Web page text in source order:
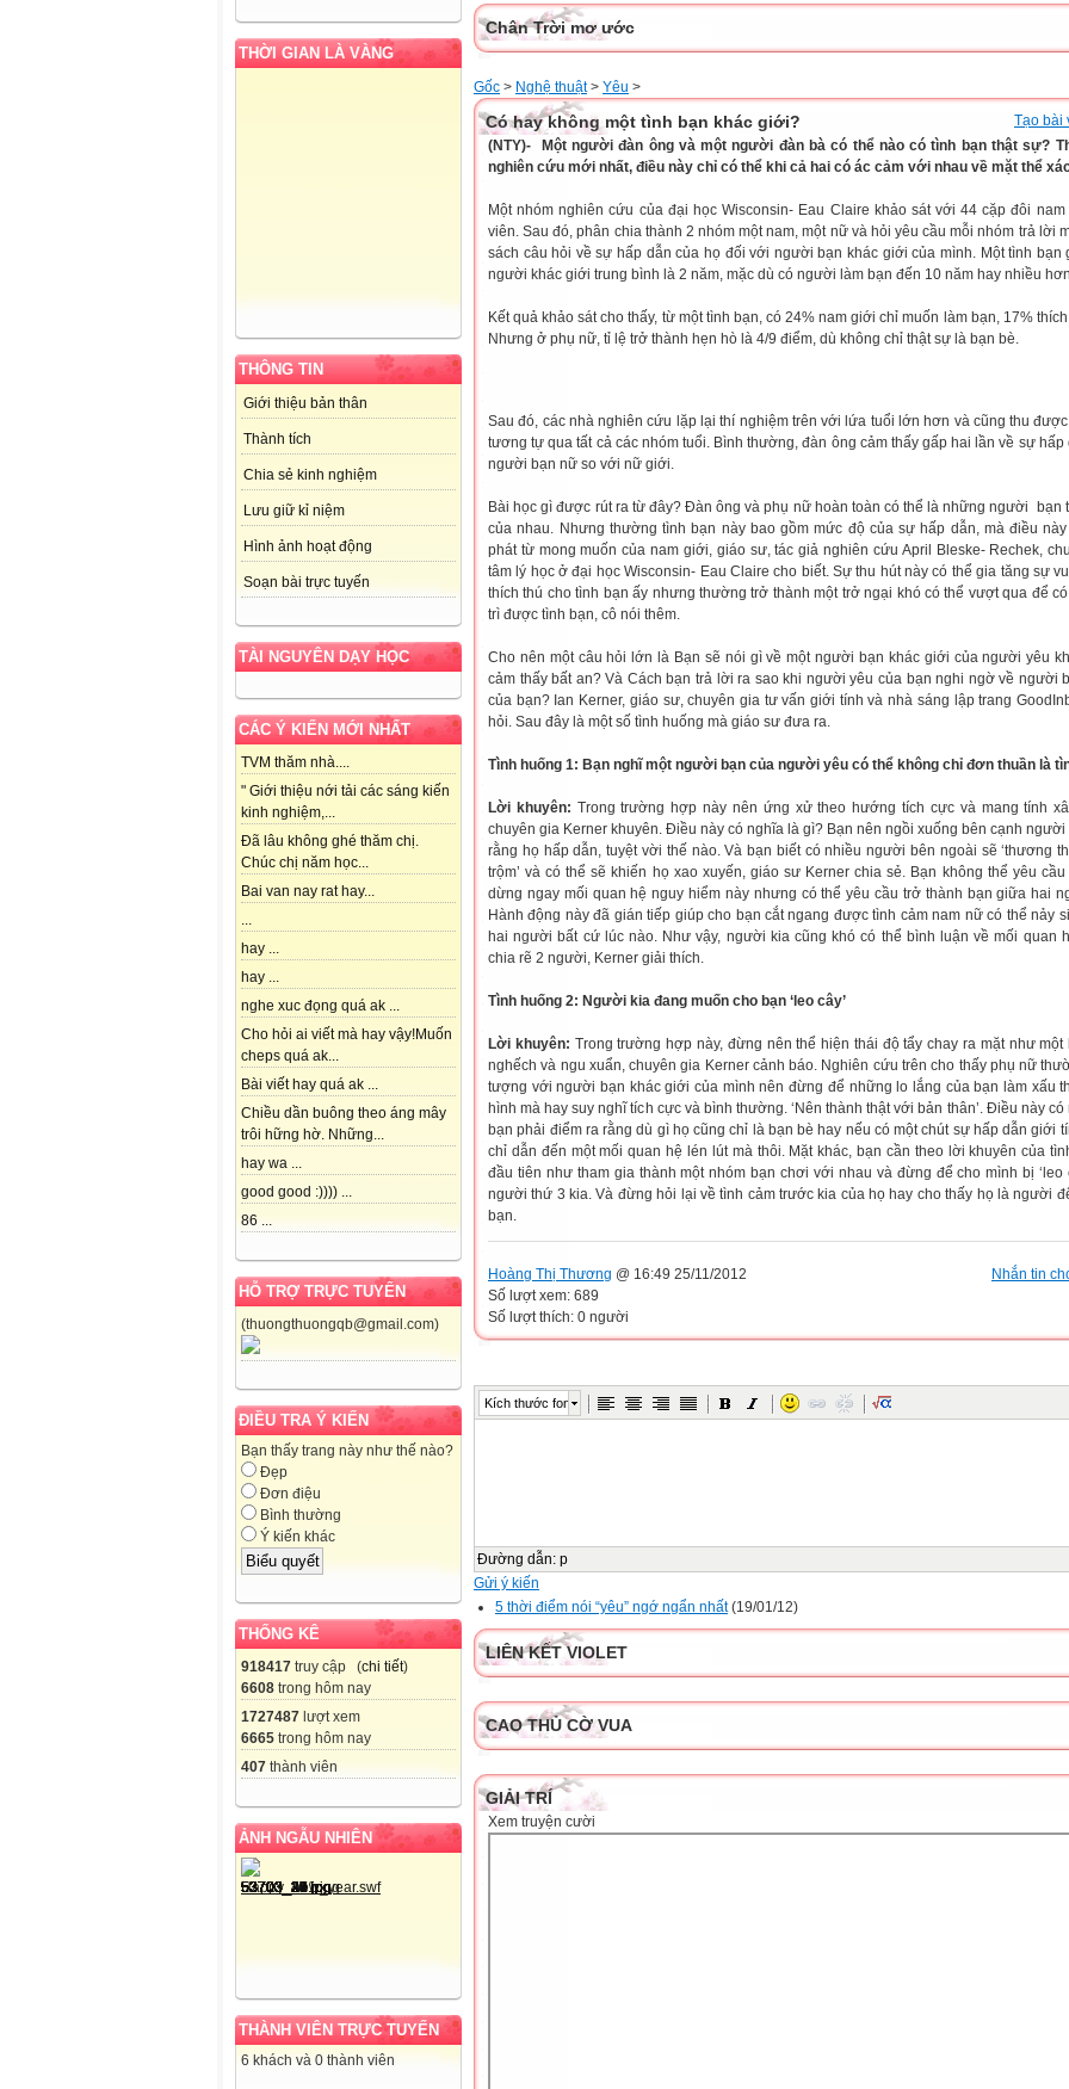
THỜI GIAN LÀ VÀNG
THÔNG TIN
Giới thiệu bản thân
Thành tích
Chia sẻ kinh nghiệm
Lưu giữ kỉ niệm
Hình ảnh hoạt động
Soạn bài trực tuyến
TÀI NGUYÊN DẠY HỌC
CÁC Ý KIẾN MỚI NHẤT
TVM thăm nhà....
" Giới thiệu nới tải các sáng kiến
kinh nghiệm,...
Đã lâu không ghé thăm chị.
Chúc chị năm học...
Bai van nay rat hay...
...
hay ...
hay ...
nghe xuc đọng quá ak ...
Cho hỏi ai viết mà hay vậy!Muốn
cheps quá ak...
Bài viết hay quá ak ...
Chiều dần buông theo áng mây
trôi hững hờ. Những...
hay wa ...
good good :)))) ...
86 ...
HỖ TRỢ TRỰC TUYẾN
(thuongthuongqb@gmail.com)
ĐIỀU TRA Ý KIẾN
Bạn thấy trang này như thế nào?
Đẹp
Đơn điệu
Bình thường
Ý kiến khác
THỐNG KÊ
918417 truy cập (chi tiết)
6608 trong hôm nay
1727487 lượt xem
6665 trong hôm nay
407 thành viên
ẢNH NGẪU NHIÊN
THÀNH VIÊN TRỰC TUYẾN
6 khách và 0 thành viên
Chân Trời mơ ước
Gốc > Nghệ thuật> Yêu >
Tạo bài
Có hay không một tình bạn khác giới?
(NTY)- Một người đàn ông và một người đàn bà có thể nào có tình bạn thật sự?
nghiên cứu mới nhất, điều này chỉ có thể khi cả hai có ác cảm với nhau về mặt thể
Một nhóm nghiên cứu của đại học Wisconsin- Eau Claire khảo sát với 44 cặp đôi
viên. Sau đó, phân chia thành 2 nhóm một nam, một nữ và hỏi yêu cầu mỗi nhóm trả lời
sách câu hỏi về sự hấp dẫn của họ đối với người bạn khác giới của mình. Một tình bạn
người khác giới trung bình là 2 năm, mặc dù có người làm bạn đến 10 năm hay nhiều
Kết quả khảo sát cho thấy, từ một tình bạn, có 24% nam giới chỉ muốn làm bạn, 17%
Nhưng ở phụ nữ, tỉ lệ trở thành hẹn hò là 4/9 điểm, dù không chỉ thật sự là bạn bè.
Sau đó, các nhà nghiên cứu lặp lại thí nghiệm trên với lứa tuổi lớn hơn và cũng thu
tương tự qua tất cả các nhóm tuổi. Bình thường, đàn ông cảm thấy gấp hai lần về sự hấp
người bạn nữ so với nữ giới.
Bài học gì được rút ra từ đây? Đàn ông và phụ nữ hoàn toàn có thể là những người bạn
của nhau. Nhưng thường tình bạn này bao gồm mức độ của sự hấp dẫn, mà điều
phát từ mong muốn của nam giới, giáo sư, tác giả nghiên cứu April Bleske- Rechek,
tâm lý học ở đại học Wisconsin- Eau Claire cho biết. Sự thu hút này có thể gia tăng sự
thích thú cho tình bạn ấy nhưng thường trở thành một trở ngại khó có thể vượt qua để
trì được tình bạn, cô nói thêm.
Cho nên một câu hỏi lớn là Bạn sẽ nói gì về một người bạn khác giới của người yêu
cảm thấy bất an? Và Cách bạn trả lời ra sao khi người yêu của bạn nghi ngờ về người
của bạn? Ian Kerner, giáo sư, chuyên gia tư vấn giới tính và nhà sáng lập trang
hỏi. Sau đây là một số tình huống mà giáo sư đưa ra.
Tình huống 1: Bạn nghĩ một người bạn của người yêu có thể không chỉ đơn thuần là
Lời khuyên: Trong trường hợp này nên ứng xử theo hướng tích cực và mang tính
chuyên gia Kerner khuyên. Điều này có nghĩa là gì? Bạn nên ngồi xuống bên cạnh người
rằng họ hấp dẫn, tuyệt vời thế nào. Và bạn biết có nhiều người bên ngoài sẽ ‘thương
trộm’ và có thể sẽ khiến họ xao xuyến, giáo sư Kerner chia sẻ. Bạn không thể yêu
dừng ngay mối quan hệ nguy hiểm này nhưng có thể yêu cầu trở thành bạn giữa hai
Hành động này đã gián tiếp giúp cho bạn cắt ngang được tình cảm nam nữ có thể nảy
hai người bất cứ lúc nào. Như vậy, người kia cũng khó có thể bình luận về mối quan
chia rẽ 2 người, Kerner giải thích.
Tình huống 2: Người kia đang muốn cho bạn ‘leo cây’
Lời khuyên: Trong trường hợp này, đừng nên thể hiện thái độ tẩy chay ra mặt như một
nghếch và ngu xuẩn, chuyên gia Kerner cảnh báo. Nghiên cứu trên cho thấy phụ nữ
tượng với người bạn khác giới của mình nên đừng để những lo lắng của bạn làm xấu
hình mà hay suy nghĩ tích cực và bình thường. ‘Nên thành thật với bản thân’. Điều này có
bạn phải điểm ra rằng dù gì họ cũng chỉ là bạn bè hay nếu có một chút sự hấp dẫn giới
chỉ dẫn đến một mối quan hệ lén lút mà thôi. Mặt khác, bạn cần theo lời khuyên của
đầu tiên như tham gia thành một nhóm bạn chơi với nhau và đừng để cho mình bị ‘leo
người thứ 3 kia. Và đừng hỏi lại về tình cảm trước kia của họ hay cho thấy họ là người
bạn.
Nhắn tin
Hoàng Thị Thương @ 16:49 25/11/2012
Số lượt xem: 689
Số lượt thích: 0 người
Kích thước font
Đường dẫn: p
Gửi ý kiến
5 thời điểm nói “yêu” ngớ ngẩn nhất(19/01/12)
LIÊN KẾT VIOLET
CAO THỦ CỜ VUA
GIẢI TRÍ
Xem truyện cười